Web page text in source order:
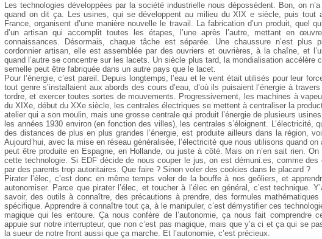
Les technologies développées par la société industrielle nous dépossèdent. Bon, on
quand on dit ça. Les usines, qui se développent au milieu du XIX e siècle, puis tout
France, organisent d’une manière nouvelle le travail. La fabrication d’un produit, quel
d’un artisan qui accomplit toutes les étapes, l’une après l’autre, mettant en
connaissances. Désormais, chaque tâche est séparée. Une chaussure n’est
cordonnier artisan, elle est assemblée par des ouvriers et ouvrières, à la chaîne, et
quand l’autre se concentre sur les lacets. Un siècle plus tard, la mondialisation accélère
semelle peut être fabriquée dans un autre pays que le lacet.
Pour l’énergie, c’est pareil. Depuis longtemps, l’eau et le vent était utilisés pour leur
tout genre s’installaient aux abords des cours d’eau, d’où ils puisaient l’énergie à
tordre, et exercer toutes sortes de mouvements. Progressivement, les machines à
du XIXe, début du XXe siècle, les centrales électriques se mettent à centraliser la
atelier qui a son moulin, mais une grosse centrale qui produit l’énergie de plusieurs
les années 1930 environ (en fonction des villes), les centrales s’éloignent. L’électricité,
des distances de plus en plus grandes l’énergie, est produite ailleurs dans la région,
Aujourd’hui, avec la mise en réseau généralisée, l’électricité que nous utilisons quand on
peut être produite en Espagne, en Hollande, ou juste à côté. Mais on n’en sait rien. On
cette technologie. Si EDF décide de nous couper le jus, on est démuni.es, comme des
par des parents trop autoritaires. Que faire ? Sinon voler des cookies dans le placard ?
Pirater l’élec, c’est donc en même temps voler de la bouffe à nos geôliers, et
autonomiser. Parce que pirater l’élec, et toucher à l’élec en général, c’est technique.
savoir, des outils à connaître, des précautions à prendre, des formules
spécifique. Apprendre à connaître tout ça, à le manipuler, c’est démystifier ces
magique qui les entoure. Ça nous confère de l’autonomie, ça nous fait comprendre
appuie sur notre interrupteur, que non c’est pas magique, mais que y’a ci et ça qui se
la sueur de notre front aussi que ça marche. Et l’autonomie, c’est précieux.